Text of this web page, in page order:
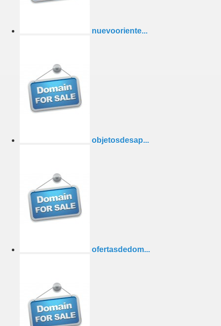
nuevooriente...
objetosdesap...
ofertasdedom...